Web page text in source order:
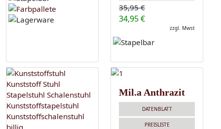
35,95 €
34,95 €
zzgl. Mwst
Mil.a Anthrazit
DATENBLATT
PREISLISTE